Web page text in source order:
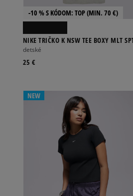
-10 % S KÓDOM: TOP (MIN. 70 €)
NIKE TRIČKO K NSW TEE BOXY MLT
BOY
detské
25 €
NEW